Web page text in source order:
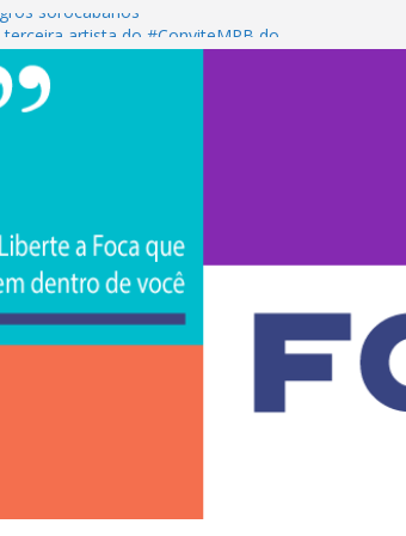
sorocabanos
artista do #ConviteMPB do
2026 promove integração, ciência e